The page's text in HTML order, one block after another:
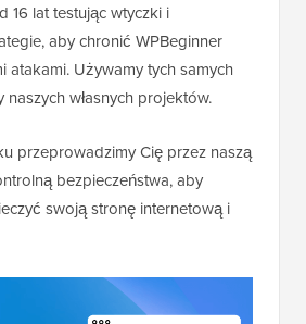
16 lat testując wtyczki i
aby chronić WPBeginner
atakami. Używamy tych samych
własnych projektów.
przeprowadzimy Cię przez naszą
bezpieczeństwa, aby
swoją stronę internetową i